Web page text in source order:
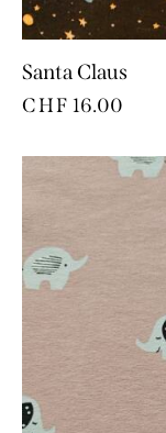
Santa Claus
CHF 16.00